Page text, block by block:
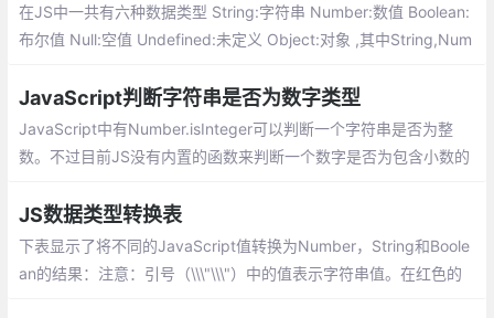
在JS中一共有六种数据类型 String:字符串 Number:数值 Boolean:
布尔值 Null:空值 Undefined:未定义 Object:对象 ,其中String,Num
数据类型
JavaScript判断字符串是否为数字类型
JavaScript中有Number.isInteger可以判断一个字符串是否为整
数。不过目前JS没有内置的函数来判断一个数字是否为包含小数的
JS数据类型转换表
下表显示了将不同的JavaScript值转换为Number，String和Boole
an的结果：注意：引号（\\\"\\\"）中的值表示字符串值。在红色的